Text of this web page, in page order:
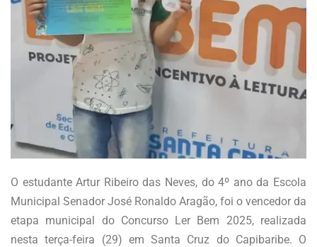
O estudante Artur Ribeiro das Neves, do 4º ano da Escola
Municipal Senador José Ronaldo Aragão, foi o vencedor da
etapa municipal do Concurso Ler Bem 2025, realizada
nesta terça-feira (29) em Santa Cruz do Capibaribe. O